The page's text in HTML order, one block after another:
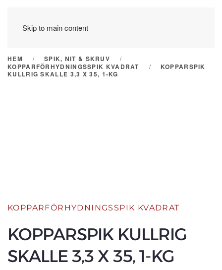
Skip to main content
HEM
SPIK, NIT & SKRUV
KOPPARFÖRHYDNINGSSPIK KVADRAT
KOPPARSPIK
KULLRIG SKALLE 3,3 X 35, 1-KG
KOPPARFÖRHYDNINGSSPIK KVADRAT
KOPPARSPIK KULLRIG
SKALLE 3,3 X 35, 1-KG